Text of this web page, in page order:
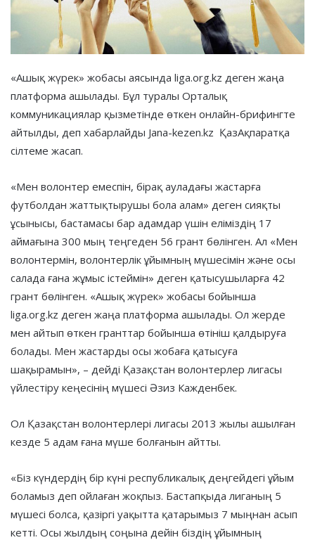
«Ашық жүрек» жобасы аясында liga.org.kz деген жаңа
платформа ашылады. Бұл туралы Орталық
коммуникациялар қызметінде өткен онлайн-брифингте
айтылды, деп хабарлайды Jana-kezen.kz ҚазАқпаратқа
сілтеме жасап.
«Мен волонтер емеспін, бірақ ауладағы жастарға
футболдан жаттықтырушы бола алам» деген сияқты
ұсынысы, бастамасы бар адамдар үшін еліміздің 17
аймағына 300 мың теңгеден 56 грант бөлінген. Ал «Мен
волонтермін, волонтерлік ұйымның мүшесімін және осы
салада ғана жұмыс істеймін» деген қатысушыларға 42
грант бөлінген. «Ашық жүрек» жобасы бойынша
liga.org.kz деген жаңа платформа ашылады. Ол жерде
мен айтып өткен гранттар бойынша өтініш қалдыруға
болады. Мен жастарды осы жобаға қатысуға
шақырамын», – дейді Қазақстан волонтерлер лигасы
үйлестіру кеңесінің мүшесі Әзиз Кажденбек.
Ол Қазақстан волонтерлері лигасы 2013 жылы ашылған
кезде 5 адам ғана мүше болғанын айтты.
«Біз күндердің бір күні республикалық деңгейдегі ұйым
боламыз деп ойлаған жоқпыз. Бастапқыда лиганың 5
мүшесі болса, қазіргі уақытта қатарымыз 7 мыңнан асып
кетті. Осы жылдың соңына дейін біздің ұйымның